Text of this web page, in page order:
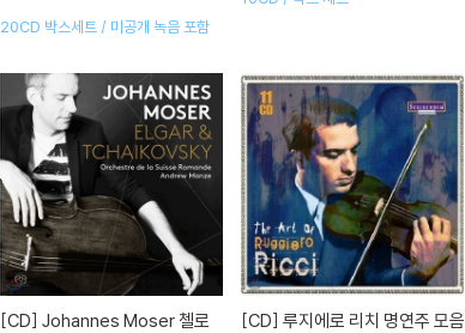
20CD 박스세트 / 미공개 녹음 포함
[CD] Johannes Moser 첼로
[CD] 루지에로 리치 명연주 모음